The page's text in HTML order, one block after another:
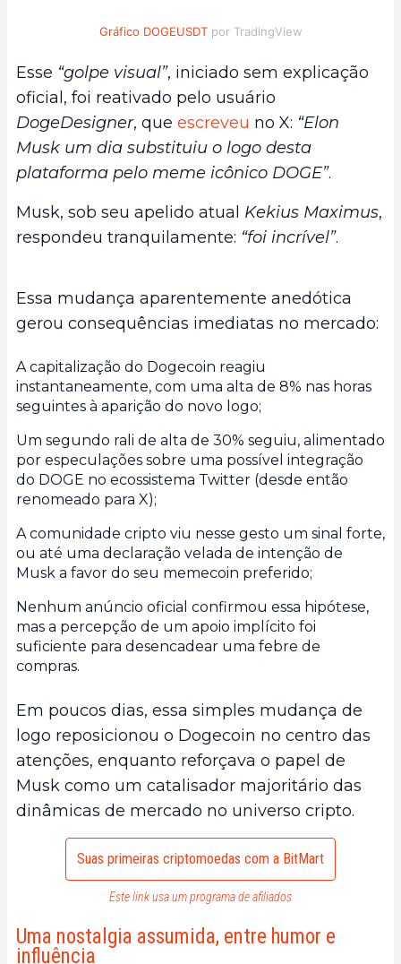
Gráfico DOGEUSDTpor TradingView
Esse “golpe visual”, iniciado sem explicação
oficial, foi reativado pelo usuário
DogeDesigner, que escreveu no X: “Elon
Musk um dia substituiu o logo desta
plataforma pelo meme icônico DOGE”.
Musk, sob seu apelido atual Kekius Maximus,
respondeu tranquilamente: “foi incrível”.
Essa mudança aparentemente anedótica
gerou consequências imediatas no mercado:
A capitalização do Dogecoin reagiu
instantaneamente, com uma alta de 8% nas horas
seguintes à aparição do novo logo;
Um segundo rali de alta de 30% seguiu, alimentado
por especulações sobre uma possível integração
do DOGE no ecossistema Twitter (desde então
renomeado para X);
A comunidade cripto viu nesse gesto um sinal forte,
ou até uma declaração velada de intenção de
Musk a favor do seu memecoin preferido;
Nenhum anúncio oficial confirmou essa hipótese,
mas a percepção de um apoio implícito foi
suficiente para desencadear uma febre de
compras.
Em poucos dias, essa simples mudança de
logo reposicionou o Dogecoin no centro das
atenções, enquanto reforçava o papel de
Musk como um catalisador majoritário das
dinâmicas de mercado no universo cripto.
Suas primeiras criptomoedas com a BitMart
Este link usa um programa de afiliados
Uma nostalgia assumida, entre humor e
influência